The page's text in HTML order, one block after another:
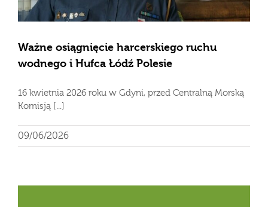
Ważne osiągnięcie harcerskiego ruchu
wodnego i Hufca Łódź Polesie
16 kwietnia 2026 roku w Gdyni, przed Centralną Morską
Komisją [...]
09/06/2026